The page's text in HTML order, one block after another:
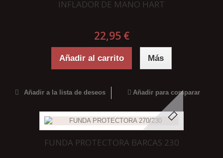
INFLADOR DE MANO HART
22,95 €
Añadir al carrito Más
Añadir a la lista de deseos Añadir para comparar
FUNDA PROTECTORA BARCAS 230